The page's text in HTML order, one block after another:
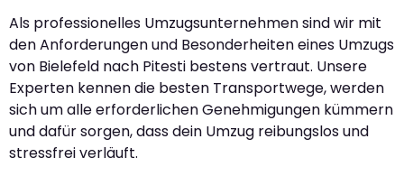
Als professionelles Umzugsunternehmen sind wir mit
den Anforderungen und Besonderheiten eines Umzugs
von Bielefeld nach Pitesti bestens vertraut. Unsere
Experten kennen die besten Transportwege, werden
sich um alle erforderlichen Genehmigungen kümmern
und dafür sorgen, dass dein Umzug reibungslos und
stressfrei verläuft.